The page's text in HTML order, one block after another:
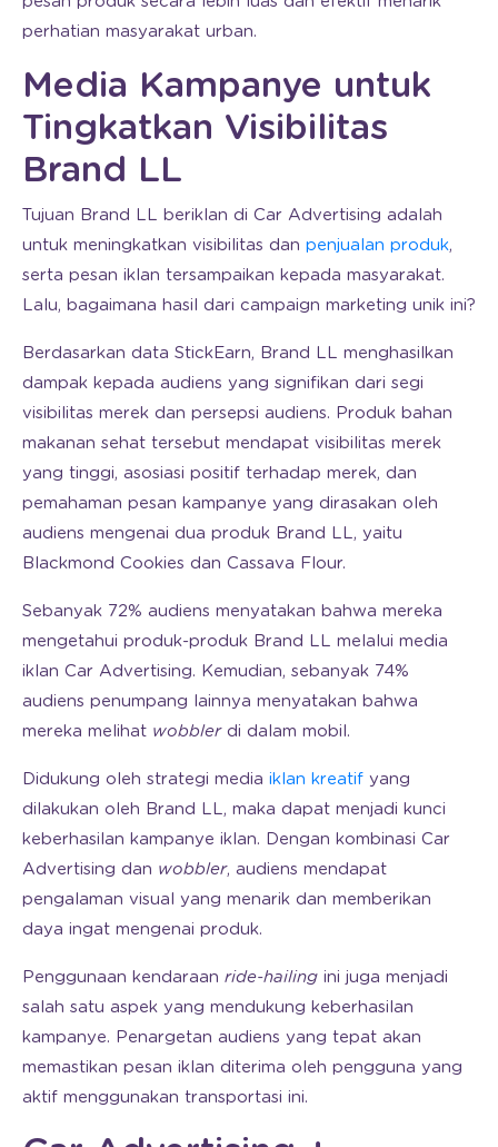
perhatian masyarakat urban.
Media Kampanye untuk
Tingkatkan Visibilitas
Brand LL
Tujuan Brand LL beriklan di Car Advertising adalah
untuk meningkatkan visibilitas dan penjualan produk,
serta pesan iklan tersampaikan kepada masyarakat.
Lalu, bagaimana hasil dari campaign marketing unik ini?
Berdasarkan data StickEarn, Brand LL menghasilkan
dampak kepada audiens yang signifikan dari segi
visibilitas merek dan persepsi audiens. Produk bahan
makanan sehat tersebut mendapat visibilitas merek
yang tinggi, asosiasi positif terhadap merek, dan
pemahaman pesan kampanye yang dirasakan oleh
audiens mengenai dua produk Brand LL, yaitu
Blackmond Cookies dan Cassava Flour.
Sebanyak 72% audiens menyatakan bahwa mereka
mengetahui produk-produk Brand LL melalui media
iklan Car Advertising. Kemudian, sebanyak 74%
audiens penumpang lainnya menyatakan bahwa
mereka melihat wobblerdi dalam mobil.
Didukung oleh strategi media iklan kreatif yang
dilakukan oleh Brand LL, maka dapat menjadi kunci
keberhasilan kampanye iklan. Dengan kombinasi Car
Advertising dan wobbler, audiens mendapat
pengalaman visual yang menarik dan memberikan
daya ingat mengenai produk.
Penggunaan kendaraan ride-hailing ini juga menjadi
salah satu aspek yang mendukung keberhasilan
kampanye. Penargetan audiens yang tepat akan
memastikan pesan iklan diterima oleh pengguna yang
aktif menggunakan transportasi ini.